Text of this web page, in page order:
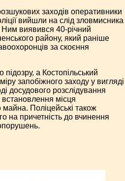
заходів оперативники
вийшли на слід зловмисника
Ним виявився 40-річний
району, який раніше
за скоєння
а Костопільський
запобіжного заходу у вигляді
досудового розслідування
місця
Поліцейські також
на причетність до вчинення